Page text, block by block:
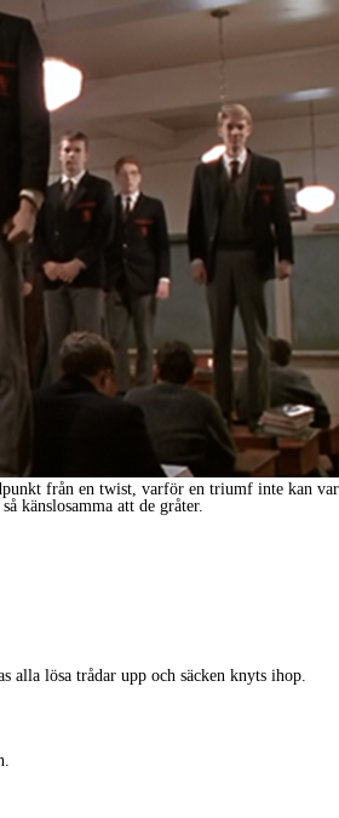
från en twist, varför en triumf inte kan
känslosamma att de gråter.
alla lösa trådar upp och säcken knyts ihop.